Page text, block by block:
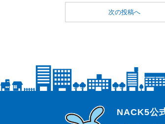
次の投稿へ
らじっと君
NACK5公